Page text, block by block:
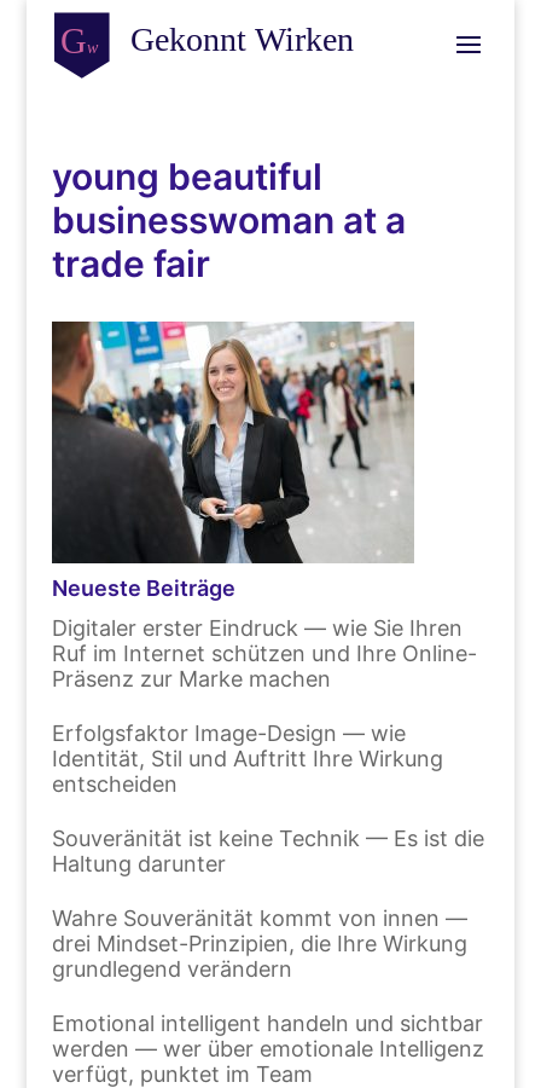
young beautiful
businesswoman at a
trade fair
Neueste Beiträge
Digitaler erster Eindruck — wie Sie Ihren
Ruf im Internet schützen und Ihre Online-
Präsenz zur Marke machen
Erfolgsfaktor Image-Design — wie
Identität, Stil und Auftritt Ihre Wirkung
entscheiden
Souveränität ist keine Technik — Es ist die
Haltung darunter
Wahre Souveränität kommt von innen —
drei Mindset-Prinzipien, die Ihre Wirkung
grundlegend verändern
Emotional intelligent handeln und sichtbar
werden — wer über emotionale Intelligenz
verfügt, punktet im Team